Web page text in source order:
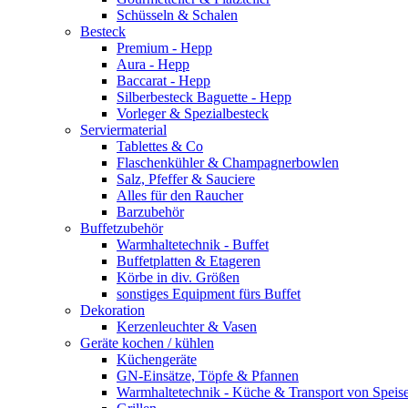
Schüsseln & Schalen
Besteck
Premium - Hepp
Aura - Hepp
Baccarat - Hepp
Silberbesteck Baguette - Hepp
Vorleger & Spezialbesteck
Serviermaterial
Tablettes & Co
Flaschenkühler & Champagnerbowlen
Salz, Pfeffer & Sauciere
Alles für den Raucher
Barzubehör
Buffetzubehör
Warmhaltetechnik - Buffet
Buffetplatten & Etageren
Körbe in div. Größen
sonstiges Equipment fürs Buffet
Dekoration
Kerzenleuchter & Vasen
Geräte kochen / kühlen
Küchengeräte
GN-Einsätze, Töpfe & Pfannen
Warmhaltetechnik - Küche & Transport von